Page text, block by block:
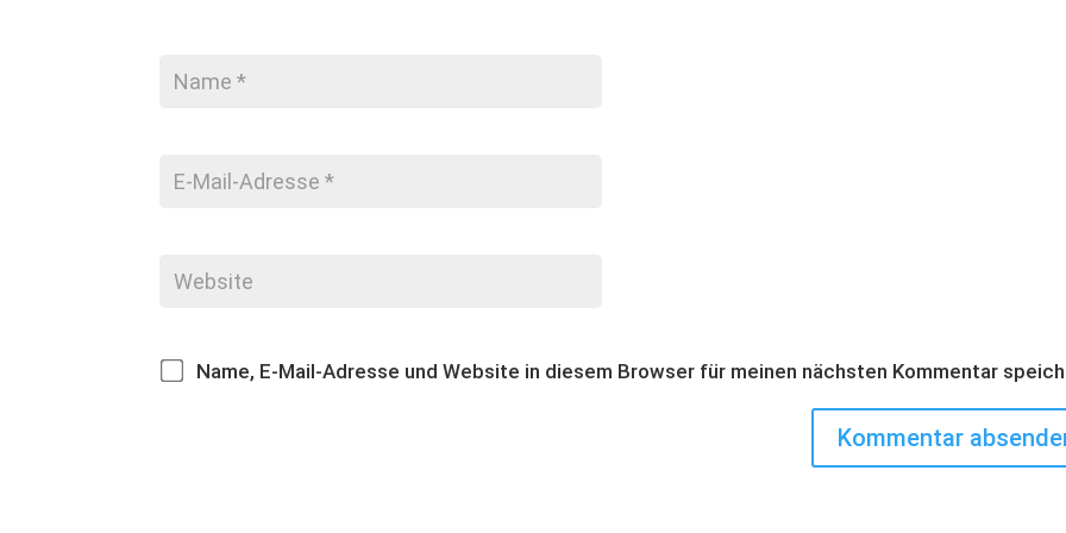
Name, E-Mail-Adresse und Website in diesem Browser für meinen nächsten Kommentar